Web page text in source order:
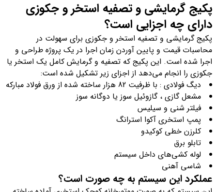
پکیج گرمایشی و تصفیه استخر و جکوزی
دارای چه اجزایی است؟
پکیج گرمایشی و تصفیه استخر و جکوزی برای سهولت در
محاسبات قیمت و پایین آوردن زمان اجرا در یک پروژه طراحی و
اجرا شده است. این پکیج که تصفیه و گرمایش کامل یک استخر یا
جکوزی را انجام می‌دهد از اجزای زیر تشکیل شده است:
دیگ فولادی : با ظرفیت 82 هزار ساخته شده از ورق فولاد مبارکه
مشعل گازی ، گازوئیل سوز یا دوگانه سوز
فیلتر شنی و سیلیس
پمپ استخری آکوا استرانگ
کلرزن خطی کوکیدو
تابلو برق
لوله کشی‌های داخل سیستم
شاسی آهنی
عملکرد این سیستم به چه صورت است؟